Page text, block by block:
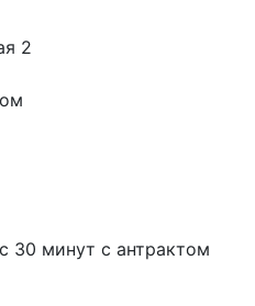
2
30 минут с антрактом